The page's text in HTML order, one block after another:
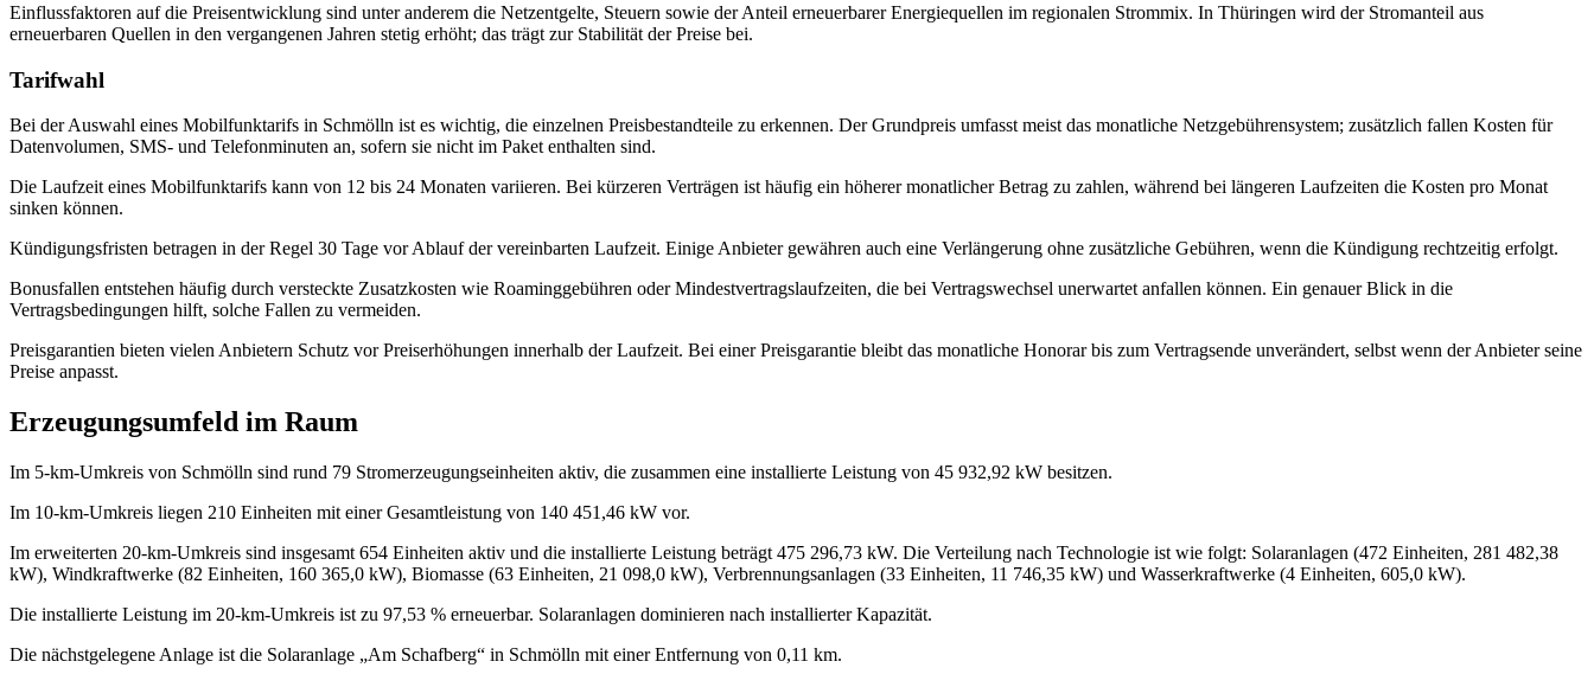
Einflussfaktoren auf die Preisentwicklung sind unter anderem die Netzentgelte, Steuern sowie der Anteil erneuerbarer Energiequellen im regionalen Strommix. In Thüringen wird der Stromanteil aus
erneuerbaren Quellen in den vergangenen Jahren stetig erhöht; das trägt zur Stabilität der Preise bei.
Tarifwahl
Bei der Auswahl eines Mobilfunktarifs in Schmölln ist es wichtig, die einzelnen Preisbestandteile zu erkennen. Der Grundpreis umfasst meist das monatliche Netzgebührensystem; zusätzlich fallen Kosten für
Datenvolumen, SMS‑ und Telefonminuten an, sofern sie nicht im Paket enthalten sind.
Die Laufzeit eines Mobilfunktarifs kann von 12 bis 24 Monaten variieren. Bei kürzeren Verträgen ist häufig ein höherer monatlicher Betrag zu zahlen, während bei längeren Laufzeiten die Kosten pro Monat
sinken können.
Kündigungsfristen betragen in der Regel 30 Tage vor Ablauf der vereinbarten Laufzeit. Einige Anbieter gewähren auch eine Verlängerung ohne zusätzliche Gebühren, wenn die Kündigung rechtzeitig erfolgt.
Bonusfallen entstehen häufig durch versteckte Zusatzkosten wie Roaminggebühren oder Mindestvertragslaufzeiten, die bei Vertragswechsel unerwartet anfallen können. Ein genauer Blick in die
Vertragsbedingungen hilft, solche Fallen zu vermeiden.
Preisgarantien bieten vielen Anbietern Schutz vor Preiserhöhungen innerhalb der Laufzeit. Bei einer Preisgarantie bleibt das monatliche Honorar bis zum Vertragsende unverändert, selbst wenn der Anbieter seine
Preise anpasst.
Erzeugungsumfeld im Raum
Im 5‑km‑Umkreis von Schmölln sind rund 79 Stromerzeugungseinheiten aktiv, die zusammen eine installierte Leistung von 45 932,92 kW besitzen.
Im 10‑km‑Umkreis liegen 210 Einheiten mit einer Gesamtleistung von 140 451,46 kW vor.
Im erweiterten 20‑km‑Umkreis sind insgesamt 654 Einheiten aktiv und die installierte Leistung beträgt 475 296,73 kW. Die Verteilung nach Technologie ist wie folgt: Solaranlagen (472 Einheiten, 281 482,38
kW), Windkraftwerke (82 Einheiten, 160 365,0 kW), Biomasse (63 Einheiten, 21 098,0 kW), Verbrennungsanlagen (33 Einheiten, 11 746,35 kW) und Wasserkraftwerke (4 Einheiten, 605,0 kW).
Die installierte Leistung im 20‑km‑Umkreis ist zu 97,53 % erneuerbar. Solaranlagen dominieren nach installierter Kapazität.
Die nächstgelegene Anlage ist die Solaranlage „Am Schafberg“ in Schmölln mit einer Entfernung von 0,11 km.